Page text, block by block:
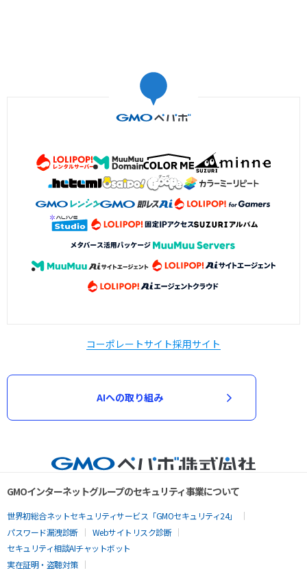
コーポレートサイト採用サイト
AIへの取り組み
GMOインターネットグループのセキュリティ事業について
世界初総合ネットセキュリティサービス「GMOセキュリティ24」
パスワード漏洩診断
Webサイトリスク診断
セキュリティ相談AIチャットボット
実在証明・盗聴対策